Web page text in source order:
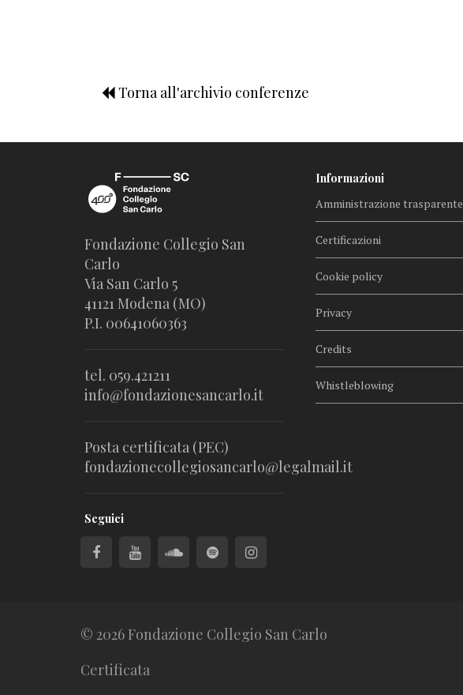
Torna all'archivio conferenze
Fondazione Collegio San
Carlo
Via San Carlo 5
41121 Modena (MO)
P.I. 00641060363
tel. 059.421211
info@fondazionesancarlo.it
Posta certificata (PEC)
fondazionecollegiosancarlo@legalmail.it
Seguici
Informazioni
Amministrazione trasparente
Certificazioni
Cookie policy
Privacy
Credits
Whistleblowing
© 2026 Fondazione Collegio San Carlo
Certificata